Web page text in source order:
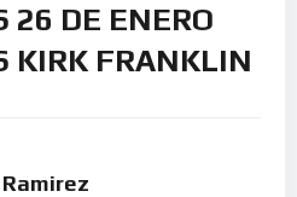
26 DE ENERO
KIRK FRANKLIN